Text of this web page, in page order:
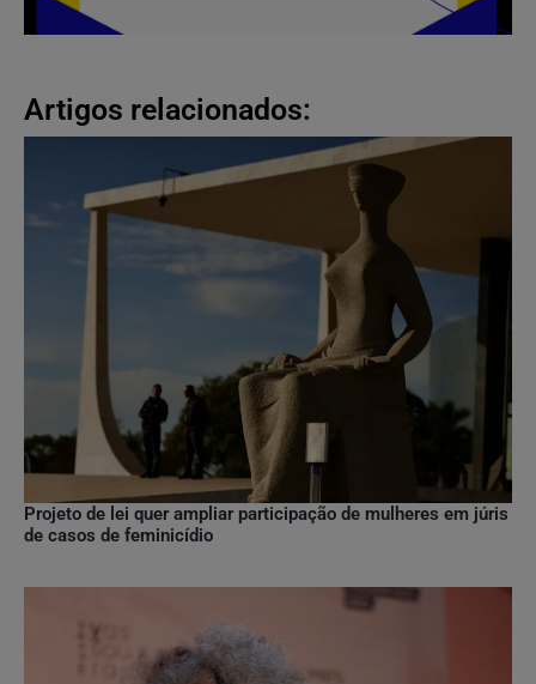
Artigos relacionados:
Projeto de lei quer ampliar participação de mulheres em júris
de casos de feminicídio